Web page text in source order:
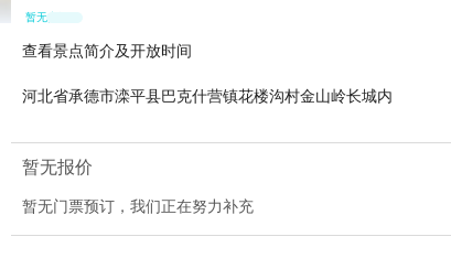
暂无点评
查看景点简介及开放时间
河北省承德市滦平县巴克什营镇花楼沟村金山岭长城内
暂无报价
暂无门票预订，我们正在努力补充